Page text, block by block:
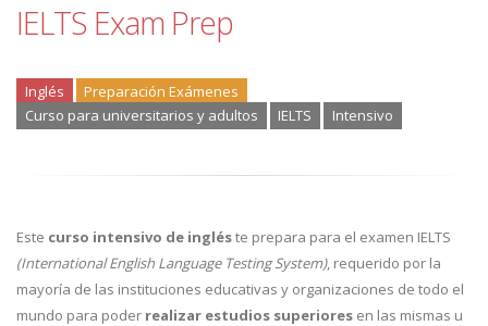
IELTS Exam Prep
Inglés
Preparación Exámenes
Curso para universitarios y adultos
IELTS Intensivo
Este curso intensivo de ingléste prepara para el examen IELTS
(International English Language Testing System), requerido por la
mayoría de las instituciones educativas y organizaciones de todo el
mundo para poder realizar estudios superiores en las mismas u